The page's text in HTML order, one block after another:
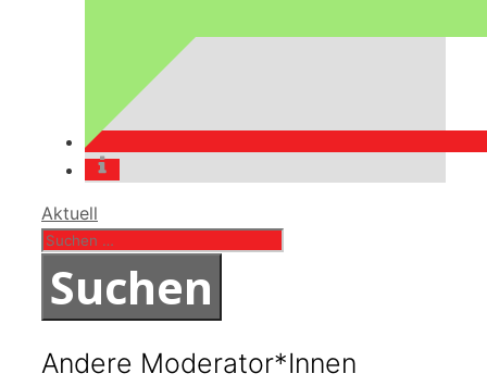
Kategorien
Aktuell
Suchen
Andere Moderator*Innen